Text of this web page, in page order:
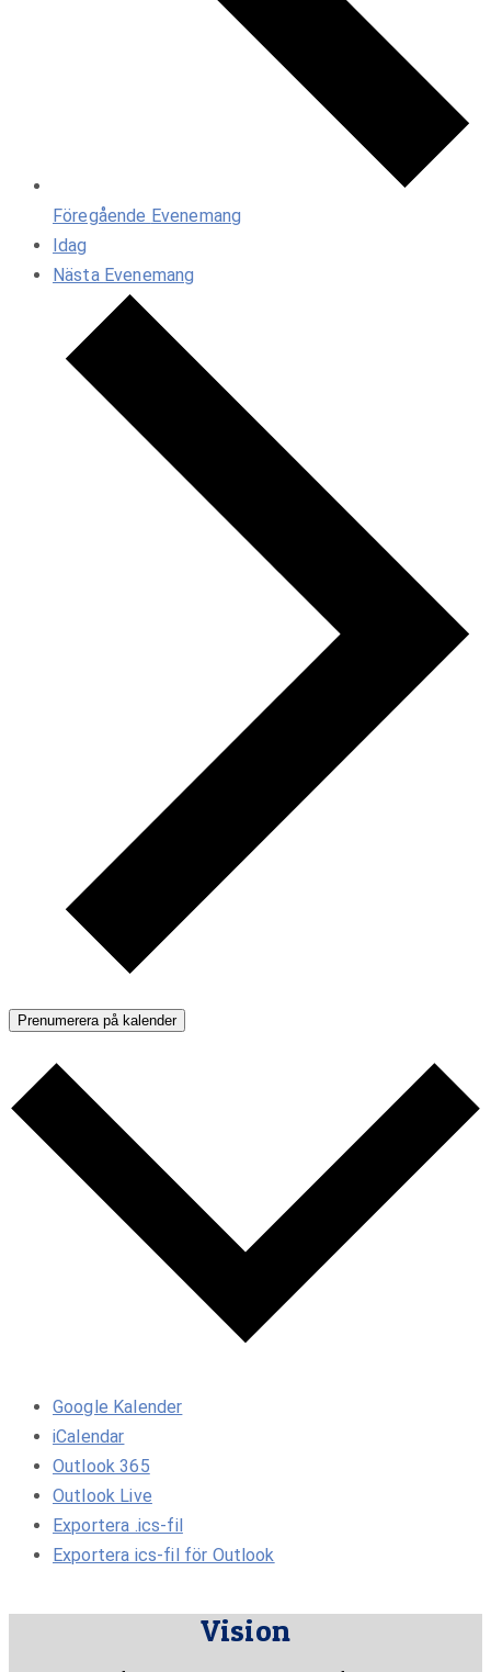
Föregående Evenemang
Idag
Nästa Evenemang
Prenumerera på kalender
Google Kalender
iCalendar
Outlook 365
Outlook Live
Exportera .ics-fil
Exportera ics-fil för Outlook
Vision